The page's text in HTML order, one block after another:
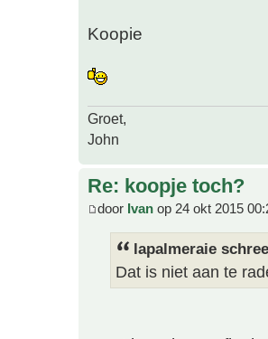
Koopie
Groet,
John
Re: koopje toch?
door Ivan op 24 okt 2015
lapalmeraie
Dat is niet aan te